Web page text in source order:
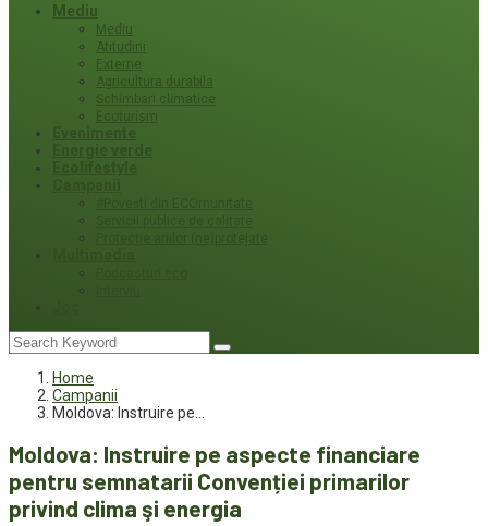
Mediu
Mediu
Atitudini
Externe
Agricultura durabila
Schimbari climatice
Ecoturism
Home
Campanii
Moldova: Instruire pe…
Moldova: Instruire pe aspecte financiare
pentru semnatarii Convenției primarilor
privind clima şi energia